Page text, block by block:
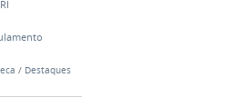
/ Destaques